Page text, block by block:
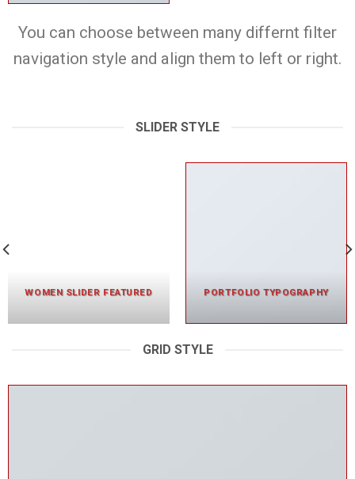
You can choose between many differnt filter
navigation style and align them to left or right.
SLIDER STYLE
WOMEN SLIDER FEATURED PORTFOLIO TYPOGRAPHY
GRID STYLE